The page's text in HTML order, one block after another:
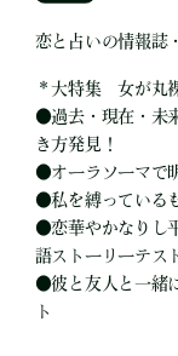
恋と占いの情報誌
＊大特集 女が丸
●過去・現在・未
き方発見！
●オーラソーマで
●私を縛っている
●恋華やかなりし
語ストーリーテス
●彼と友人と一緒
ト